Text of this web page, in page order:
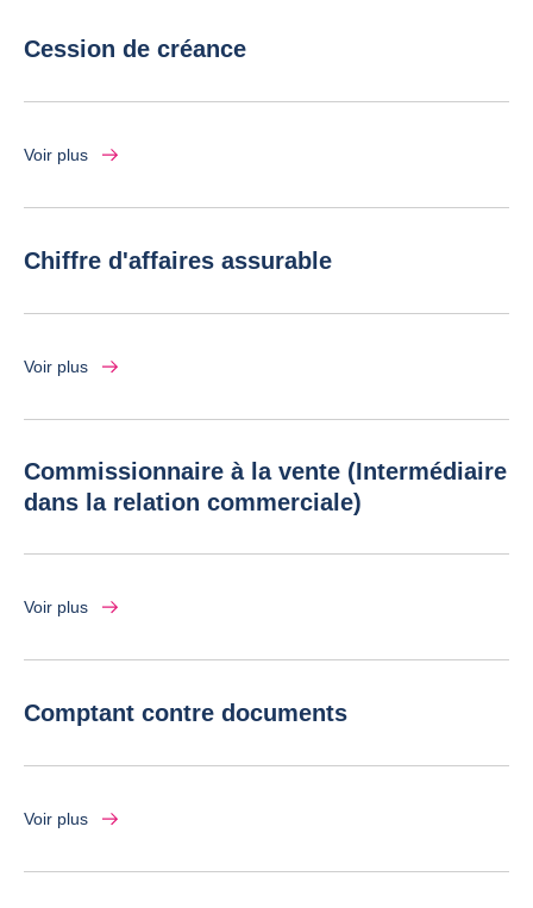
Cession de créance
Voir plus
Chiffre d'affaires assurable
Voir plus
Commissionnaire à la vente (Intermédiaire
dans la relation commerciale)
Voir plus
Comptant contre documents
Voir plus